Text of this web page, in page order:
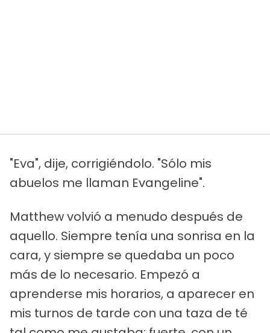
"Eva", dije, corrigiéndolo. "Sólo mis
abuelos me llaman Evangeline".
Matthew volvió a menudo después de
aquello. Siempre tenía una sonrisa en la
cara, y siempre se quedaba un poco
más de lo necesario. Empezó a
aprenderse mis horarios, a aparecer en
mis turnos de tarde con una taza de té